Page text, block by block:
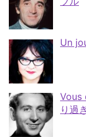
Un
Vous
り過